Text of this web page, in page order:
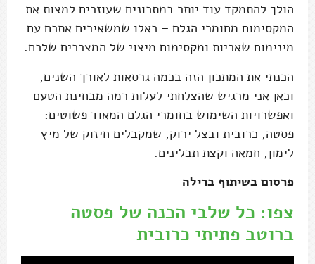
הולך להתמקד עוד יותר במתכונים שעוזרים למצות את
המקסימום מחומרי הגלם – כאלו שמשאירים אתכם עם
מינימום שאריות ומקסימום מיצוי של המצרכים שלכם.
הכנתי את המתכון הזה בכמה גרסאות לאורך השנים,
וכאן אני מרגיש שהצלחתי לעלות רמה מבחינת הטעם
ואפשרויות השימוש בחומרי הגלם המאוד פשוטים:
פסטה, כרובית ובצל ירוק, שמקבלים חיזוק של מיץ
לימון, חמאה וקצת תבלינים.
פרסום בשיתוף ברילה
צפו: כל שלבי הכנה של פסטה
ברוטב פתיתי כרובית